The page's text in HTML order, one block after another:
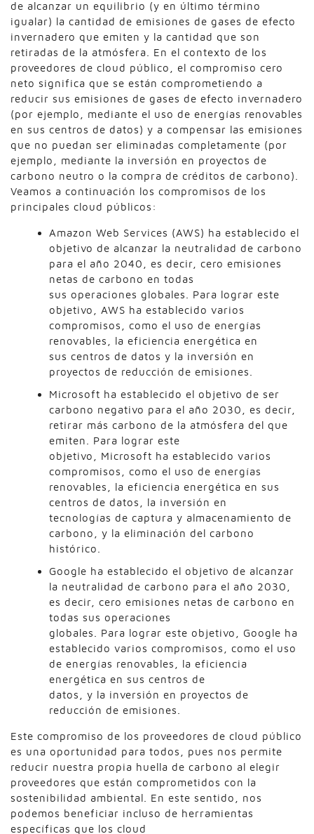
de alcanzar un equilibrio (y en último término
igualar) la cantidad de emisiones de gases de efecto
invernadero que emiten y la cantidad que son
retiradas de la atmósfera. En el contexto de los
proveedores de cloud público, el compromiso cero
neto significa que se están comprometiendo a
reducir sus emisiones de gases de efecto invernadero
(por ejemplo, mediante el uso de energías renovables
en sus centros de datos) y a compensar las emisiones
que no puedan ser eliminadas completamente (por
ejemplo, mediante la inversión en proyectos de
carbono neutro o la compra de créditos de carbono).
Veamos a continuación los compromisos de los
principales cloud públicos:
Amazon Web Services (AWS) ha establecido el
objetivo de alcanzar la neutralidad de carbono
para el año 2040, es decir, cero emisiones
netas de carbono en todas
sus operaciones globales. Para lograr este
objetivo, AWS ha establecido varios
compromisos, como el uso de energías
renovables, la eficiencia energética en
sus centros de datos y la inversión en
proyectos de reducción de emisiones.
Microsoft ha establecido el objetivo de ser
carbono negativo para el año 2030, es decir,
retirar más carbono de la atmósfera del que
emiten. Para lograr este
objetivo, Microsoft ha establecido varios
compromisos, como el uso de energías
renovables, la eficiencia energética en sus
centros de datos, la inversión en
tecnologías de captura y almacenamiento de
carbono, y la eliminación del carbono
histórico.
Google ha establecido el objetivo de alcanzar
la neutralidad de carbono para el año 2030,
es decir, cero emisiones netas de carbono en
todas sus operaciones
globales. Para lograr este objetivo, Google ha
establecido varios compromisos, como el uso
de energías renovables, la eficiencia
energética en sus centros de
datos, y la inversión en proyectos de
reducción de emisiones.
Este compromiso de los proveedores de cloud público
es una oportunidad para todos, pues nos permite
reducir nuestra propia huella de carbono al elegir
proveedores que están comprometidos con la
sostenibilidad ambiental. En este sentido, nos
podemos beneficiar incluso de herramientas
específicas que los cloud